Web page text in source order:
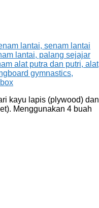
kayu lapis (plywood) dan
Menggunakan 4 buah